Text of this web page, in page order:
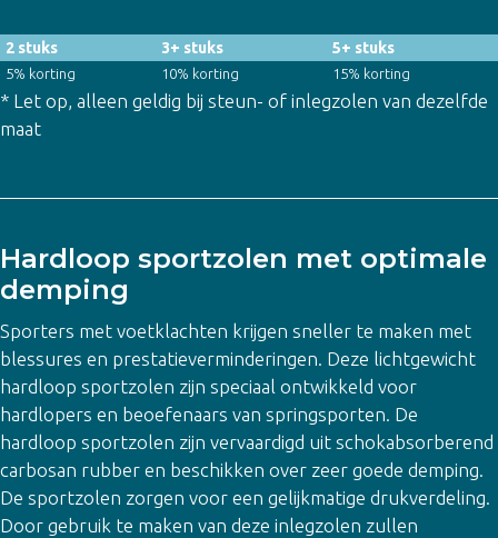
2 stuks 3+ stuks 5+ stuks
5% korting 10% korting 15% korting
* Let op, alleen geldig bij steun- of inlegzolen van dezelfde
maat
Hardloop sportzolen met optimale
demping
Sporters met voetklachten krijgen sneller te maken met
blessures en prestatieverminderingen. Deze lichtgewicht
hardloop sportzolen zijn speciaal ontwikkeld voor
hardlopers en beoefenaars van springsporten. De
hardloop sportzolen zijn vervaardigd uit schokabsorberend
carbosan rubber en beschikken over zeer goede demping.
De sportzolen zorgen voor een gelijkmatige drukverdeling.
Door gebruik te maken van deze inlegzolen zullen